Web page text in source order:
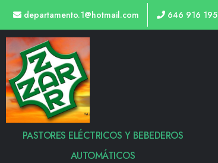
departamento.1@hotmail.com 646 916 195
PASTORES ELÉCTRICOS Y BEBEDEROS
AUTOMÁTICOS